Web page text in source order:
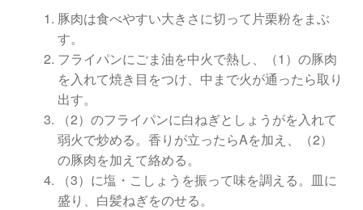
豚肉は食べやすい大きさに切って片栗粉をまぶ
す。
フライパンにごま油を中火で熱し、（1）の豚肉
を入れて焼き目をつけ、中まで火が通ったら取り
出す。
（2）のフライパンに白ねぎとしょうがを入れて
弱火で炒める。香りが立ったらAを加え、（2）
の豚肉を加えて絡める。
（3）に塩・こしょうを振って味を調える。皿に
盛り、白髪ねぎをのせる。